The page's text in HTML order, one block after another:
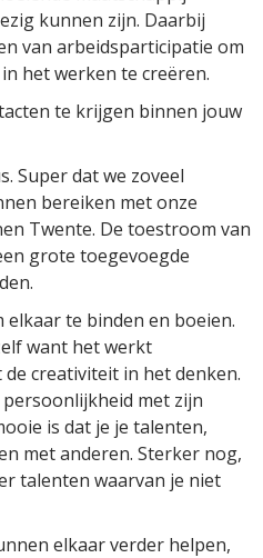
kunnen zijn. Daarbij
van arbeidsparticipatie om
het werken te creëren.
te krijgen binnen jouw
Super dat we zoveel
bereiken met onze
Twente. De toestroom van
grote toegevoegde
te binden en boeien.
want het werkt
creativiteit in het denken.
met zijn
is dat je je talenten,
met anderen. Sterker nog,
talenten waarvan je niet
elkaar verder helpen,